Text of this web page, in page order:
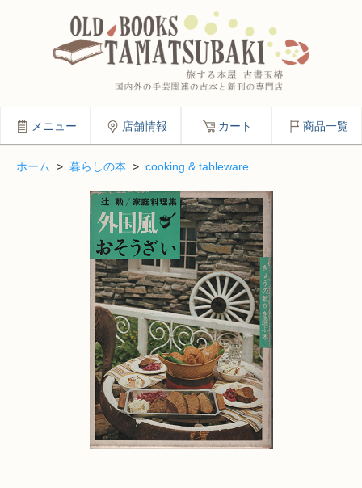
メニュー 店舗情報 カート 商品一覧
ホーム > 暮らしの本 > cooking & tableware